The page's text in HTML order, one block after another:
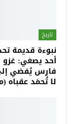
تاريخ
نبوءة قديمة
أحد يصغي: غزو
فارس يُفضي
لا تُحمَد عقباه